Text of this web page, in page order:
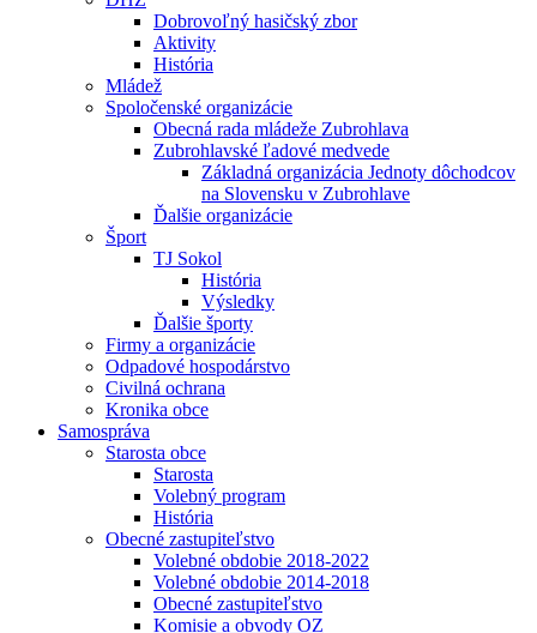
Dobrovoľný hasičský zbor
Aktivity
História
Mládež
Spoločenské organizácie
Obecná rada mládeže Zubrohlava
Zubrohlavské ľadové medvede
Základná organizácia Jednoty dôchodcov
na Slovensku v Zubrohlave
Ďalšie organizácie
Šport
TJ Sokol
História
Výsledky
Ďalšie športy
Firmy a organizácie
Odpadové hospodárstvo
Civilná ochrana
Kronika obce
Samospráva
Starosta obce
Starosta
Volebný program
História
Obecné zastupiteľstvo
Volebné obdobie 2018-2022
Volebné obdobie 2014-2018
Obecné zastupiteľstvo
Komisie a obvody OZ